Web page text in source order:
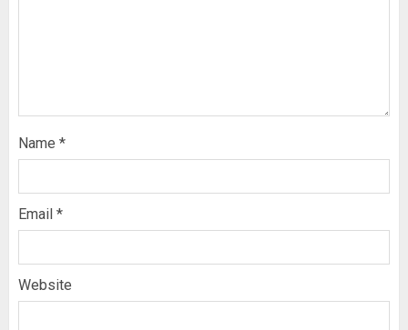
Name *
Email *
Website